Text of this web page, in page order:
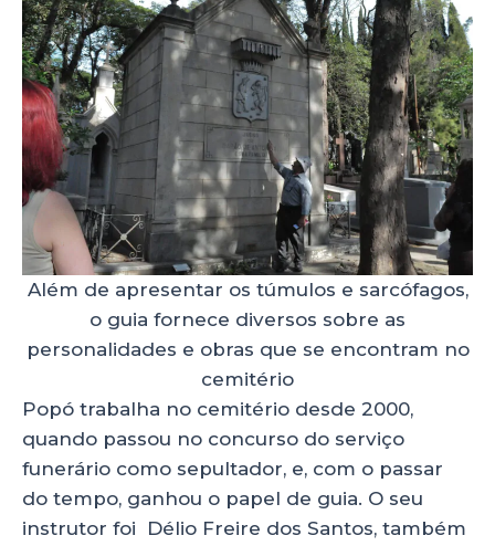
Além de apresentar os túmulos e sarcófagos,
o guia fornece diversos sobre as
personalidades e obras que se encontram no
cemitério
Popó trabalha no cemitério desde 2000,
quando passou no concurso do serviço
funerário como sepultador, e, com o passar
do tempo, ganhou o papel de guia. O seu
instrutor foi Délio Freire dos Santos, também